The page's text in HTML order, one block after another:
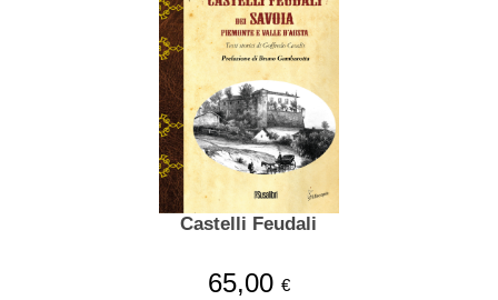
Castelli Feudali
65,00 €